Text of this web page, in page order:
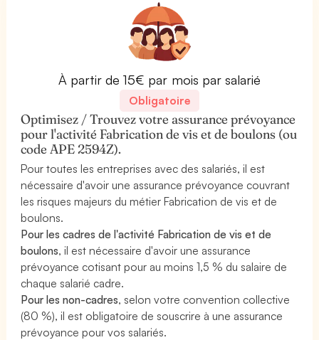
À partir de 15€ par mois par salarié
Obligatoire
Optimisez / Trouvez votre assurance prévoyance
pour l'activité Fabrication de vis et de boulons (ou
code APE 2594Z).
Pour toutes les entreprises avec des salariés, il est
nécessaire d'avoir une assurance prévoyance couvrant
les risques majeurs du métier Fabrication de vis et de
boulons.
Pour les cadres de l'activité Fabrication de vis et de
boulons, il est nécessaire d'avoir une assurance
prévoyance cotisant pour au moins 1,5 % du salaire de
chaque salarié cadre.
Pour les non-cadres, selon votre convention collective
(80 %), il est obligatoire de souscrire à une assurance
prévoyance pour vos salariés.